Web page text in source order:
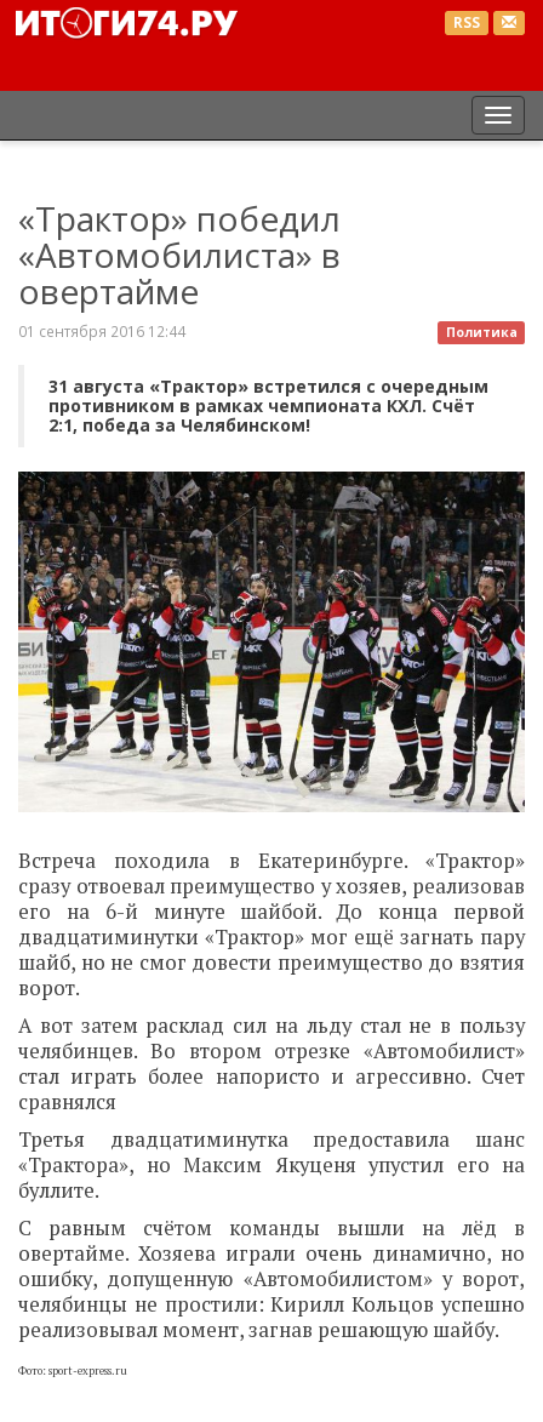
RSS
«Трактор» победил
«Автомобилиста» в
овертайме
Политика
01 сентября 2016 12:44
31 августа «Трактор» встретился с очередным
противником в рамках чемпионата КХЛ. Счёт
2:1, победа за Челябинском!
Встреча походила в Екатеринбурге. «Трактор»
сразу отвоевал преимущество у хозяев, реализовав
его на 6-й минуте шайбой. До конца первой
двадцатиминутки «Трактор» мог ещё загнать пару
шайб, но не смог довести преимущество до взятия
ворот.
А вот затем расклад сил на льду стал не в пользу
челябинцев. Во втором отрезке «Автомобилист»
стал играть более напористо и агрессивно. Счет
сравнялся
Третья двадцатиминутка предоставила шанс
«Трактора», но Максим Якуценя упустил его на
буллите.
С равным счётом команды вышли на лёд в
овертайме. Хозяева играли очень динамично, но
ошибку, допущенную «Автомобилистом» у ворот,
челябинцы не простили: Кирилл Кольцов успешно
реализовывал момент, загнав решающую шайбу.
Фото: sport-express.ru